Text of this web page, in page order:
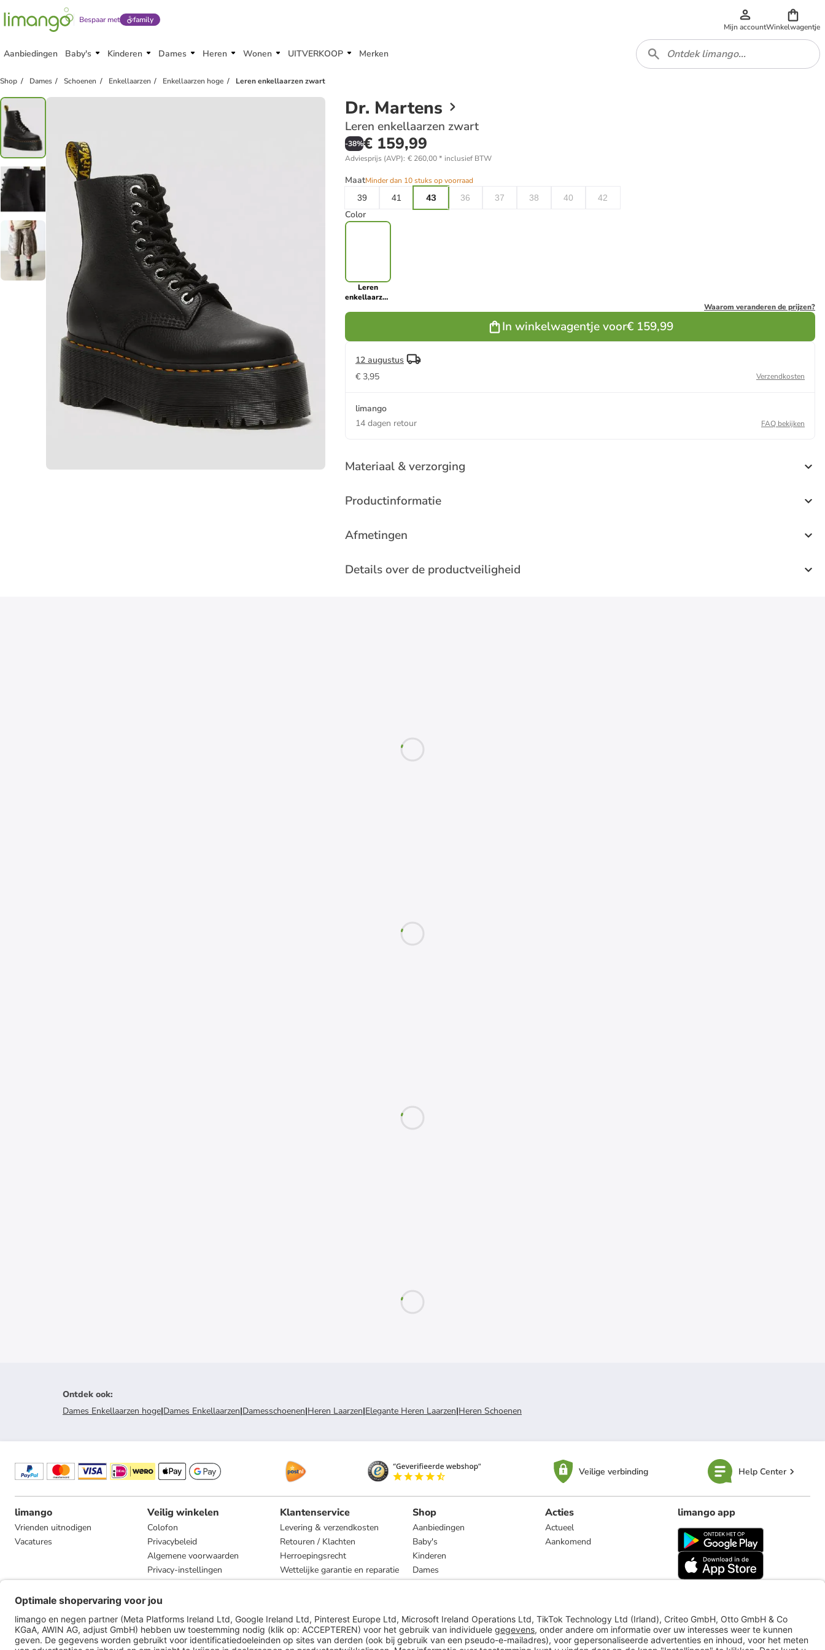
Bespaar met family
Mijn accountWinkelwagentje
Aanbiedingen Baby's Kinderen Dames Heren Wonen UITVERKOOP Merken
Shop Dames Schoenen Enkellaarzen Enkellaarzen hoge Leren enkellaarzen zwart
Dr. Martens
Leren enkellaarzen zwart
-38%€ 159,99
Adviesprijs (AVP): € 260,00* inclusief BTW
MaatMinder dan 10 stuks op voorraad
39
41 43 36 37 38 40 42
Color
Leren
enkellaarzen
Waarom veranderen de prijzen?
In winkelwagentje voor€ 159,99
12 augustus
€ 3,95
Verzendkosten
limango
14 dagen retour
FAQ bekijken
Materiaal & verzorging
Productinformatie
Afmetingen
Details over de productveiligheid
Ontdek ook:
Dames Enkellaarzen hoge|Dames Enkellaarzen|Damesschoenen|Heren Laarzen|Elegante Heren Laarzen|Heren Schoenen
Veilige verbinding Help Center
limango
Vrienden uitnodigen
Vacatures
Veilig winkelen
Colofon
Privacybeleid
Algemene voorwaarden
Privacy-instellingen
Compliance
Klantenservice
Levering & verzendkosten
Retouren / Klachten
Herroepingsrecht
Wettelijke garantie en reparatie
Shop
Aanbiedingen
Baby's
Kinderen
Dames
Heren
Acties
Actueel
Aankomend
limango app